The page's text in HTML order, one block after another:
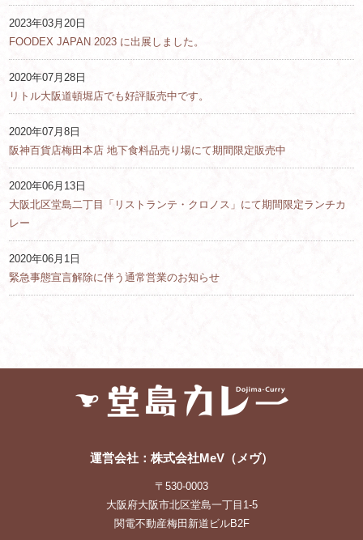
2023年03月20日
FOODEX JAPAN 2023 に出展しました。
2020年07月28日
リトル大阪道頓堀店でも好評販売中です。
2020年07月8日
阪神百貨店梅田本店 地下食料品売り場にて期間限定販売中
2020年06月13日
大阪北区堂島二丁目「リストランテ・クロノス」にて期間限定ランチカ
レー
2020年06月1日
緊急事態宣言解除に伴う通常営業のお知らせ
運営会社：株式会社MeV（メヴ）
〒530-0003
大阪府大阪市北区堂島一丁目1-5
関電不動産梅田新道ビルB2F